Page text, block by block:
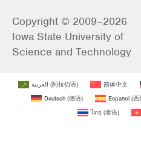
Copyright © 2009–2026
Iowa State University of
Science and Technology
العربية (阿拉伯语) 简体中文
Deutsch(德语) Español(西
ไทย (泰语)